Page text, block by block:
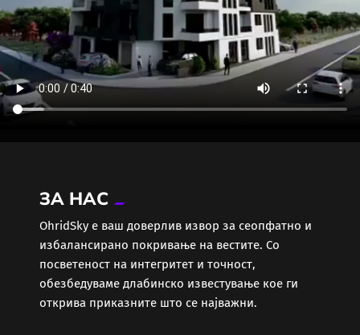
ЗА НАС
ОhridSky е ваш доверлив извор за сеопфатно и
избалансирано покривање на вестите. Со
посветеност на интегритет и точност,
обезбедуваме длабинско известување кое ги
открива приказните што се најважни.